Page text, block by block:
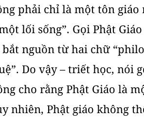
phải chỉ là một tôn giáo
lối sống”. Gọi Phật
nguồn từ hai chữ
Do vậy – triết học,
cho rằng Phật Giáo là
nhiên, Phật giáo không